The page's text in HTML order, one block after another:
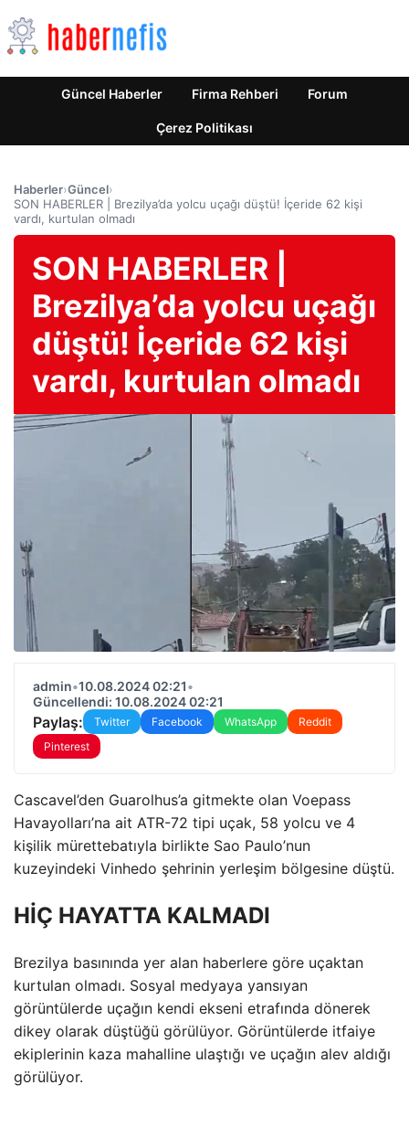
Güncel Haberler Firma Rehberi Forum
Çerez Politikası
Haberler›Güncel›
SON HABERLER | Brezilya’da yolcu uçağı düştü! İçeride 62 kişi
vardı, kurtulan olmadı
SON HABERLER |
Brezilya’da yolcu uçağı
düştü! İçeride 62 kişi
vardı, kurtulan olmadı
admin•10.08.2024 02:21•
Güncellendi: 10.08.2024 02:21
Paylaş: Twitter Facebook WhatsApp
Reddit
Pinterest
Cascavel’den Guarolhus’a gitmekte olan Voepass
Havayolları’na ait ATR-72 tipi uçak, 58 yolcu ve 4
kişilik mürettebatıyla birlikte Sao Paulo’nun
kuzeyindeki Vinhedo şehrinin yerleşim bölgesine düştü.
HİÇ HAYATTA KALMADI
Brezilya basınında yer alan haberlere göre uçaktan
kurtulan olmadı. Sosyal medyaya yansıyan
görüntülerde uçağın kendi ekseni etrafında dönerek
dikey olarak düştüğü görülüyor. Görüntülerde itfaiye
ekiplerinin kaza mahalline ulaştığı ve uçağın alev aldığı
görülüyor.